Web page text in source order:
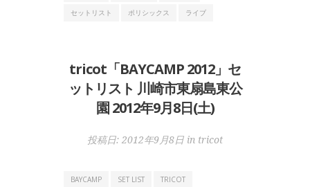
セットリスト
ポリシックス ライブ
tricot「BAYCAMP 2012」セ
ットリスト 川崎市東扇島東公
園 2012年9月8日(土)
投稿日: 2012年9月8日 in tricot
BAYCAMP SET LIST
TRICOT